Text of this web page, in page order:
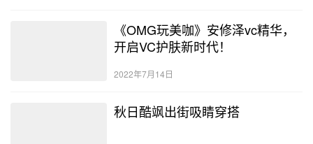
《OMG玩美咖》安修泽vc精华，
开启VC护肤新时代！
2022年7月14日
秋日酷飒出街吸睛穿搭